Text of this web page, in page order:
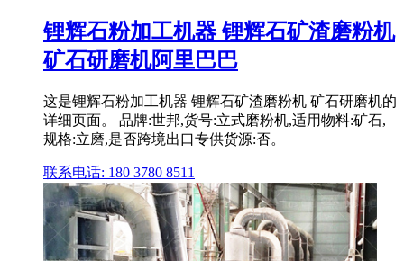
锂辉石粉加工机器 锂辉石矿渣磨粉机
矿石研磨机阿里巴巴
这是锂辉石粉加工机器 锂辉石矿渣磨粉机 矿石研磨机的
详细页面。 品牌:世邦,货号:立式磨粉机,适用物料:矿石,
规格:立磨,是否跨境出口专供货源:否。
联系电话: 180 3780 8511